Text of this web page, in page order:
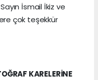
İsmail İkiz ve
çok teşekkür
KARELERİNE